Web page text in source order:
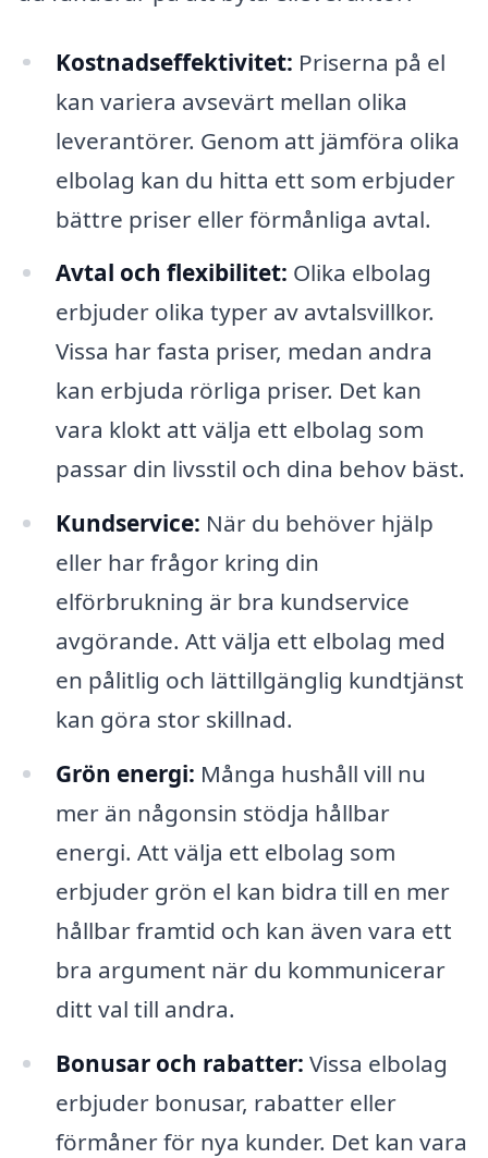
Kostnadseffektivitet: Priserna på el
kan variera avsevärt mellan olika
leverantörer. Genom att jämföra olika
elbolag kan du hitta ett som erbjuder
bättre priser eller förmånliga avtal.
Avtal och flexibilitet: Olika elbolag
erbjuder olika typer av avtalsvillkor.
Vissa har fasta priser, medan andra
kan erbjuda rörliga priser. Det kan
vara klokt att välja ett elbolag som
passar din livsstil och dina behov bäst.
Kundservice: När du behöver hjälp
eller har frågor kring din
elförbrukning är bra kundservice
avgörande. Att välja ett elbolag med
en pålitlig och lättillgänglig kundtjänst
kan göra stor skillnad.
Grön energi: Många hushåll vill nu
mer än någonsin stödja hållbar
energi. Att välja ett elbolag som
erbjuder grön el kan bidra till en mer
hållbar framtid och kan även vara ett
bra argument när du kommunicerar
ditt val till andra.
Bonusar och rabatter: Vissa elbolag
erbjuder bonusar, rabatter eller
förmåner för nya kunder. Det kan vara